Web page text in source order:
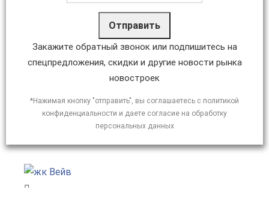
Отправить
Закажите обратный звонок или подпишитесь на
спецпредложения, скидки и другие новости рынка
новостроек
*Нажимая кнопку "отправить", вы соглашаетесь с политикой
конфиденциальности и даете согласие на обработку
персональных данных